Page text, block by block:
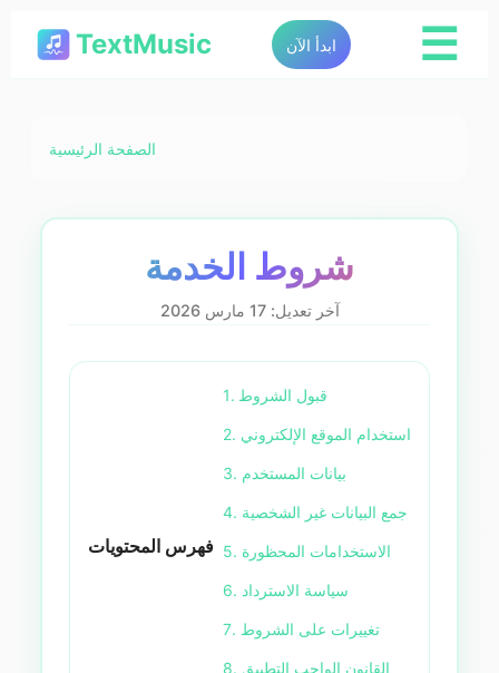
TextMusic ابدأ الآن ☰
الصفحة الرئيسية
شروط الخدمة
آخر تعديل: 17 مارس 2026
فهرس المحتويات
1. قبول الشروط
2. استخدام الموقع الإلكتروني
3. بيانات المستخدم
4. جمع البيانات غير الشخصية
5. الاستخدامات المحظورة
6. سياسة الاسترداد
7. تغييرات على الشروط
8. القانون الواجب التطبيق